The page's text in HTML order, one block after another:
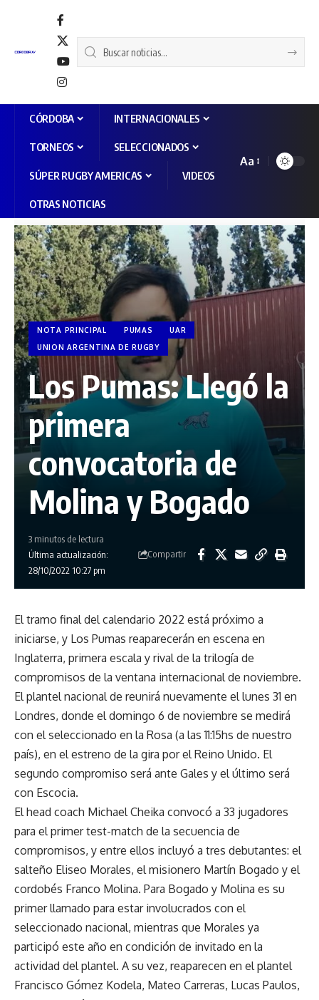
CÓRDOBA INTERNACIONALES
TORNEOS SELECCIONADOS
SÚPER RUGBY AMERICAS VIDEOS
OTRAS NOTICIAS
Aa
NOTA PRINCIPAL PUMAS
UAR
UNION ARGENTINA DE RUGBY
Los Pumas: Llegó la
primera
convocatoria de
Molina y Bogado
Última actualización:
28/10/2022 10:27 pm
3 minutos de lectura
Compartir
El tramo final del calendario 2022 está próximo a
iniciarse, y Los Pumas reaparecerán en escena en
Inglaterra, primera escala y rival de la trilogía de
compromisos de la ventana internacional de noviembre.
El plantel nacional de reunirá nuevamente el lunes 31 en
Londres, donde el domingo 6 de noviembre se medirá
con el seleccionado en la Rosa (a las 11:15hs de nuestro
país), en el estreno de la gira por el Reino Unido. El
segundo compromiso será ante Gales y el último será
con Escocia.
El head coach Michael Cheika convocó a 33 jugadores
para el primer test-match de la secuencia de
compromisos, y entre ellos incluyó a tres debutantes: el
salteño Eliseo Morales, el misionero Martín Bogado y el
cordobés Franco Molina. Para Bogado y Molina es su
primer llamado para estar involucrados con el
seleccionado nacional, mientras que Morales ya
participó este año en condición de invitado en la
actividad del plantel. A su vez, reaparecen en el plantel
Francisco Gómez Kodela, Mateo Carreras, Lucas Paulos,